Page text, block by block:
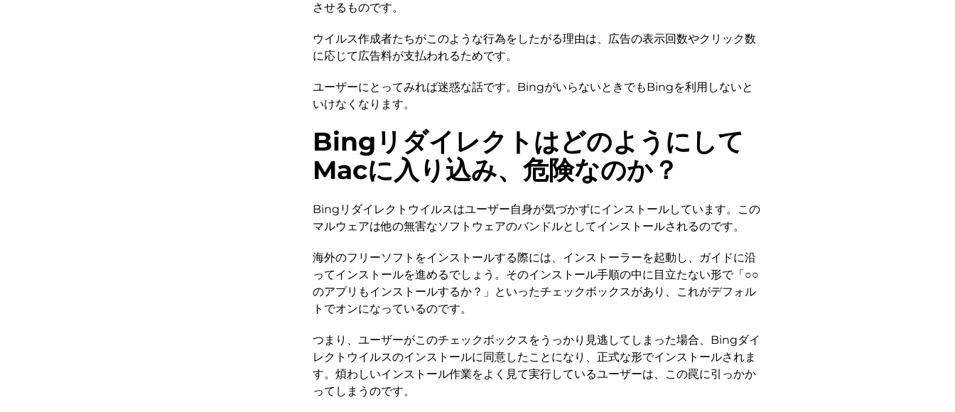
させるものです。
ウイルス作成者たちがこのような行為をしたがる理由は、広告の表示回数やクリック数
に応じて広告料が支払われるためです。
ユーザーにとってみれば迷惑な話です。BingがいらないときでもBingを利用しないと
いけなくなります。
Bingリダイレクトはどのようにして
Macに入り込み、危険なのか？
Bingリダイレクトウイルスはユーザー自身が気づかずにインストールしています。この
マルウェアは他の無害なソフトウェアのバンドルとしてインストールされるのです。
海外のフリーソフトをインストールする際には、インストーラーを起動し、ガイドに沿
ってインストールを進めるでしょう。そのインストール手順の中に目立たない形で「○○
のアプリもインストールするか？」といったチェックボックスがあり、これがデフォル
トでオンになっているのです。
つまり、ユーザーがこのチェックボックスをうっかり見逃してしまった場合、Bingダイ
レクトウイルスのインストールに同意したことになり、正式な形でインストールされま
す。煩わしいインストール作業をよく見て実行しているユーザーは、この罠に引っかか
ってしまうのです。